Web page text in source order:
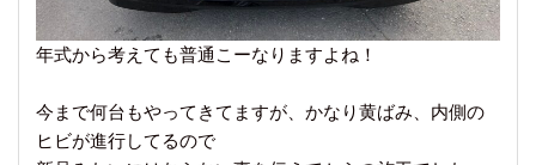
年式から考えても普通こーなりますよね！
今まで何台もやってきてますが、かなり黄ばみ、内側の
ヒビが進行してるので